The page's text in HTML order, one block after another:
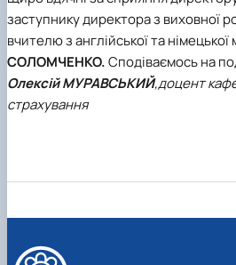
заступнику директора з виховної
вчителю з англійської та німецької
СОЛОМЧЕНКО.Сподіваємось на
Олексій МУРАВСЬКИЙ,доцент
страхування